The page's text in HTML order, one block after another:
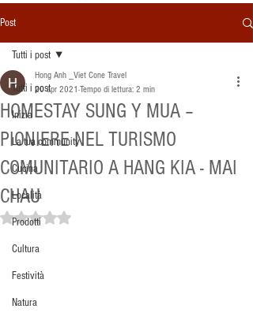
Post
Tutti i post
Inizia
La tua community
Cucina
Località
Prodotti
Cultura
Festività
Natura
Tutti i post
HOMESTAY SUNG Y MUA –
PIONIERE NEL TURISMO
COMUNITARIO A HANG KIA - MAI
CHAU
Hong Anh _Viet Cone Travel
20 apr 2021 Tempo di lettura: 2 min
Valutazione NaN stelle su 5.